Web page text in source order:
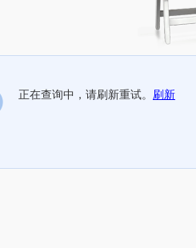
正在查询中，请刷新重试。 刷新